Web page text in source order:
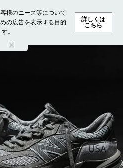
様のニーズ等について
の広告を表示する目的
。
詳しくは
こちら
キング ファッション ビューテ